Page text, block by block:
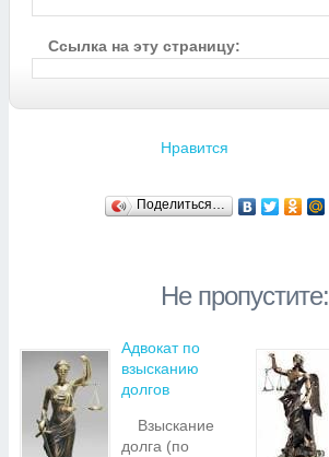
Ссылка на эту страницу:
Нравится
Поделиться…
Не пропустите:
Адвокат по
взысканию
долгов
Взыскание
долга (по